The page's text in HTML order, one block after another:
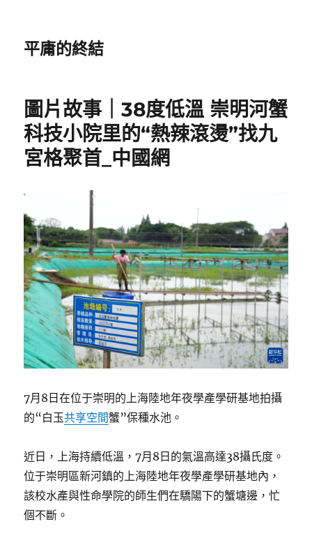
平庸的終結
圖片故事｜38度低溫 崇明河蟹
科技小院里的“熱辣滾燙”找九
宮格聚首_中國網
7月8日在位于崇明的上海陸地年夜學產學研基地拍攝
的“白玉共享空間蟹”保種水池。
近日，上海持續低溫，7月8日的氣溫高達38攝氏度。
位于崇明區新河鎮的上海陸地年夜學產學研基地內，
該校水產與性命學院的師生們在驕陽下的蟹塘邊，忙
個不斷。